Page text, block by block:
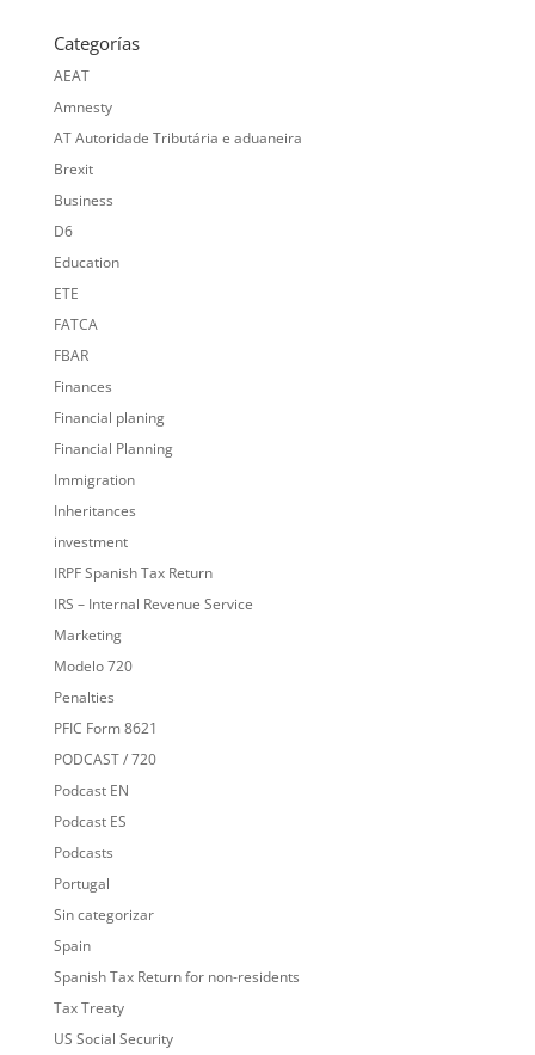
Categorías
AEAT
Amnesty
AT Autoridade Tributária e aduaneira
Brexit
Business
D6
Education
ETE
FATCA
FBAR
Finances
Financial planing
Financial Planning
Immigration
Inheritances
investment
IRPF Spanish Tax Return
IRS – Internal Revenue Service
Marketing
Modelo 720
Penalties
PFIC Form 8621
PODCAST / 720
Podcast EN
Podcast ES
Podcasts
Portugal
Sin categorizar
Spain
Spanish Tax Return for non-residents
Tax Treaty
US Social Security